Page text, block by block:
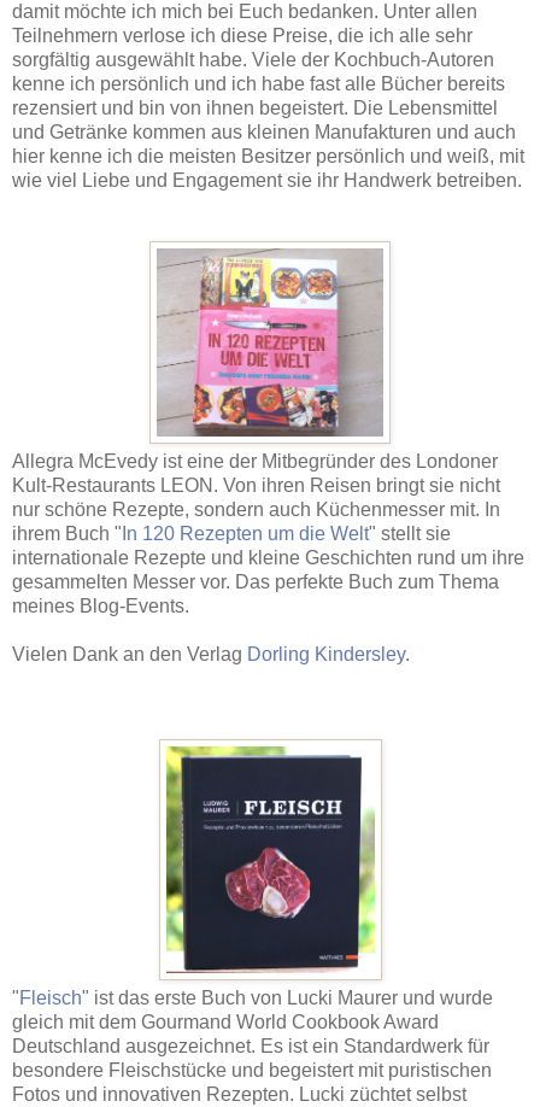
damit möchte ich mich bei Euch bedanken. Unter allen
Teilnehmern verlose ich diese Preise, die ich alle sehr
sorgfältig ausgewählt habe. Viele der Kochbuch-Autoren
kenne ich persönlich und ich habe fast alle Bücher bereits
rezensiert und bin von ihnen begeistert. Die Lebensmittel
und Getränke kommen aus kleinen Manufakturen und auch
hier kenne ich die meisten Besitzer persönlich und weiß, mit
wie viel Liebe und Engagement sie ihr Handwerk betreiben.
Allegra McEvedy ist eine der Mitbegründer des Londoner
Kult-Restaurants LEON. Von ihren Reisen bringt sie nicht
nur schöne Rezepte, sondern auch Küchenmesser mit. In
ihrem Buch " In 120 Rezepten um die Welt" stellt sie
internationale Rezepte und kleine Geschichten rund um ihre
gesammelten Messer vor. Das perfekte Buch zum Thema
meines Blog-Events.
Vielen Dank an den Verlag Dorling Kindersley.
"Fleisch" ist das erste Buch von Lucki Maurer und wurde
gleich mit dem Gourmand World Cookbook Award
Deutschland ausgezeichnet. Es ist ein Standardwerk für
besondere Fleischstücke und begeistert mit puristischen
Fotos und innovativen Rezepten. Lucki züchtet selbst